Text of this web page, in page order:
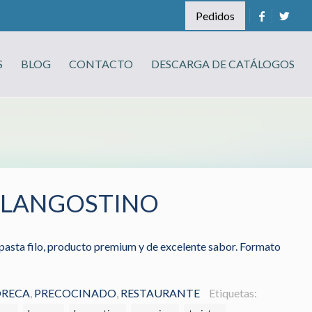
Pedidos
BLOG CONTACTO DESCARGA DE CATÁLOGOS
filo, producto premium y de excelente sabor. Formato
, PRECOCINADO, RESTAURANTE Etiquetas: